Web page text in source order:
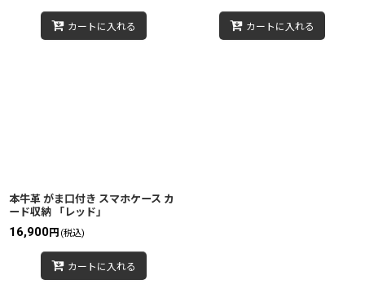
カートに入れる カートに入れる
本牛革 がま口付き スマホケース カ
ード収納 「レッド」
16,900円 (税込)
カートに入れる